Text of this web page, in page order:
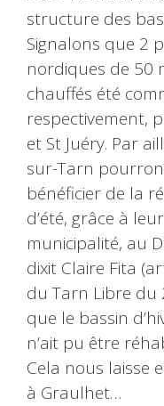
structure des
Signalons que 2
nordiques de 50
chauffés été
respectivement,
et St Juéry. Par
sur-Tarn
bénéficier de la
d’été, grâce à leur
municipalité, au
dixit Claire Fita
du Tarn Libre du
que le bassin
n’ait pu être
Cela nous laisse
à Graulhet…